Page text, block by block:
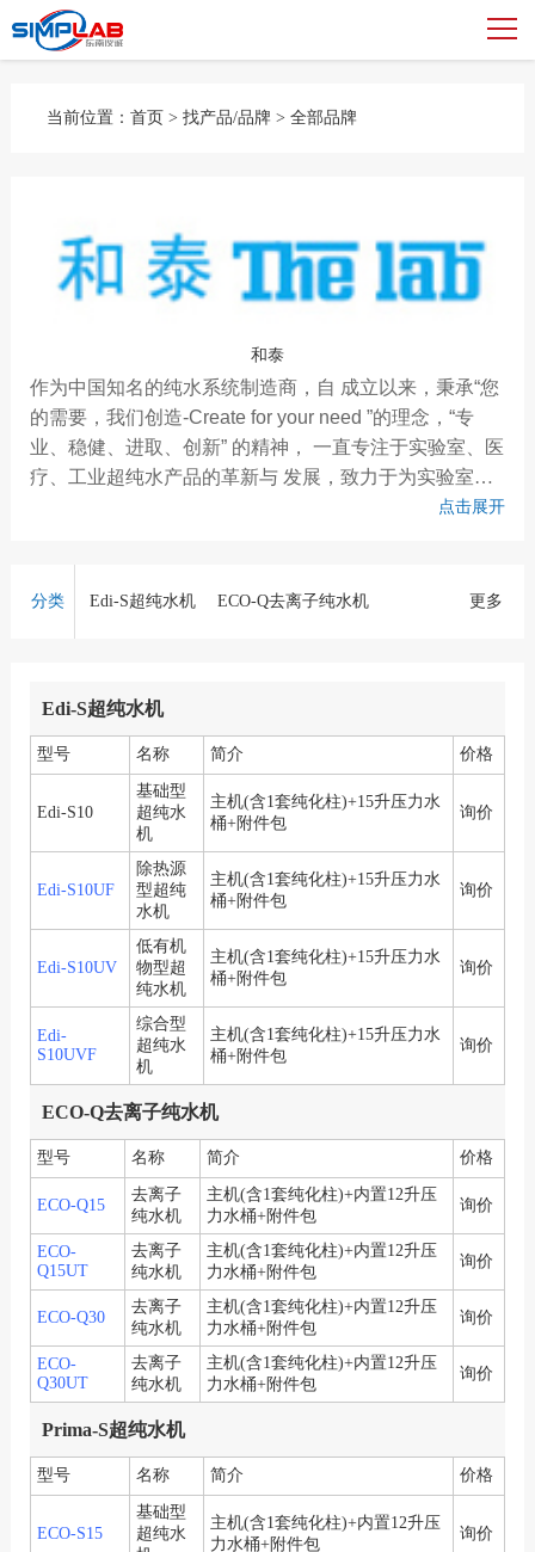
当前位置： 首页 > 找产品/品牌> 全部品牌
和泰
作为中国知名的纯水系统制造商，自 成立以来，秉承“您
的需要，我们创造-Create for your need ”的理念，“专
业、稳健、进取、创新” 的精神， 一直专注于实验室、医
疗、工业超纯水产品的革新与 发展，致力于为实验室、
医疗、工业客户提供专业而 全面的纯水系统解决方案。
点击展开
分类 Edi-S超纯水机
ECO-Q去离子纯水机
Master-R双级反渗透纯水/超纯水机
Smart-RO反渗透纯水机
Smart-Q去离子纯水机
Smart-S超纯水机
Smart-D超纯水机
Medium-RO反渗透纯水机
Medium-Q去离子纯水机(标准版)
Medium-QE去离子纯水机(经济版)
Medium-S超纯水机(标准版)
Medium-E超纯水机(经济版)
Medium-1600纯水/超纯水机
Edi-Q去离子纯水机
更多
Edi-S超纯水机
型号 名称 简介 价格
Edi-S10
基础型
超纯水
机
主机(含1套纯化柱)+15升压力水
桶+附件包
询价
Edi-S10UF
除热源
型超纯
水机
主机(含1套纯化柱)+15升压力水
桶+附件包
询价
Edi-S10UV
低有机
物型超
纯水机
主机(含1套纯化柱)+15升压力水
桶+附件包
询价
Edi-
S10UVF
综合型
超纯水
机
主机(含1套纯化柱)+15升压力水
桶+附件包
询价
ECO-Q去离子纯水机
型号 名称 简介 价格
ECO-Q15
去离子
纯水机
主机(含1套纯化柱)+内置12升压
力水桶+附件包
询价
ECO-
Q15UT
去离子
纯水机
主机(含1套纯化柱)+内置12升压
力水桶+附件包
询价
ECO-Q30
去离子
纯水机
主机(含1套纯化柱)+内置12升压
力水桶+附件包
询价
ECO-
Q30UT
去离子
纯水机
主机(含1套纯化柱)+内置12升压
力水桶+附件包
询价
Prima-S超纯水机
型号 名称 简介 价格
ECO-S15
基础型
超纯水
主机(含1套纯化柱)+内置12升压
力水桶+附件包
询价